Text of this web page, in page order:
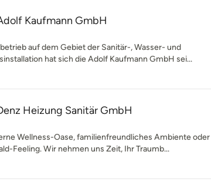
Kaufmann GmbH
auf dem Gebiet der Sanitär-, Wasser- und
hat sich die Adolf Kaufmann GmbH sei...
Heizung Sanitär GmbH
Wellness-Oase, familienfreundliches Ambiente oder
Feeling. Wir nehmen uns Zeit, Ihr Traumb...